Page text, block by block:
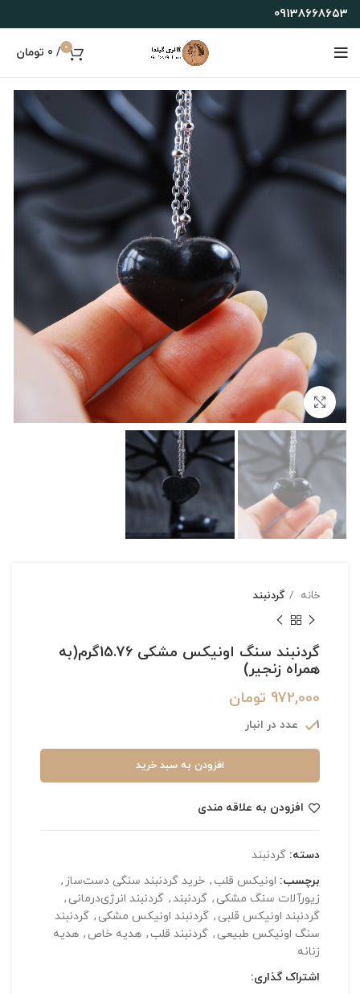
09138668653
0
/
0 تومان
بزرگنمایی تصویر
خانه گردنبند
گردنبند سنگ اونیکس مشکی 15.76گرم(به
همراه زنجیر)
972,000 تومان
1 عدد در انبار
افزودن به سبد خرید
افزودن به علاقه مندی
دسته: گردنبند
برچسب: اونیکس قلب , خرید گردنبند سنگی دست‌ساز ,
زیورآلات سنگ مشکی , گردنبند, گردنبند انرژی‌درمانی ,
گردنبند اونیکس قلبی , گردنبند اونیکس مشکی , گردنبند
سنگ اونیکس طبیعی , گردنبند قلب , هدیه خاص, هدیه
زنانه
اشتراک گذاری: